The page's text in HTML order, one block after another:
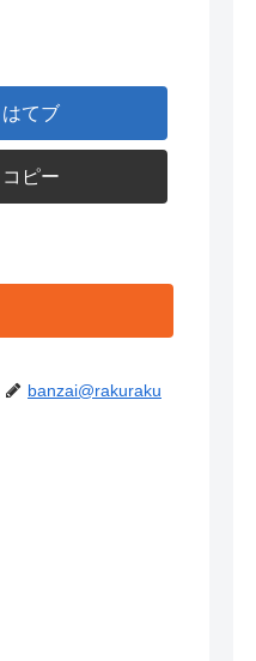
はてブ
コピー
banzai@rakuraku